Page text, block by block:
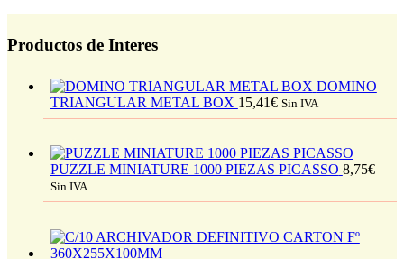
Productos de Interes
DOMINO
TRIANGULAR METAL BOX 15,41€ Sin IVA
PUZZLE MINIATURE 1000 PIEZAS PICASSO 8,75€
Sin IVA